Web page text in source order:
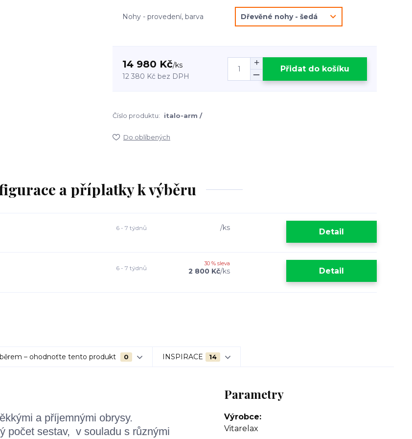
Nohy - provedení, barva
14 980 Kč/ks
12 380 Kč bez DPH
Přidat do košíku
Číslo produktu: italo-arm /
Do oblíbených
a příplatky k výběru
/ks
6 - 7 týdnů Detail
30 % sleva
2 800 Kč/ks
6 - 7 týdnů Detail
– ohodnoťte tento produkt 0 INSPIRACE 14
a příjemnými obrysy.
počet sestav, v souladu s různými
Parametry
Výrobce
Vitarelax